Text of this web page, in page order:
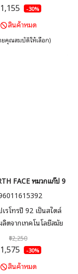
นเหงื่อ FLASHDRY™
บายตลอดทั้งวันเมื่ออยู่
กลางแจ้ง
-30%
สินค้าหมด
ยคุณสมบัติให้เลือก)
FACE หมวกแก๊ป 92
รโทรปี 92 เป็นสไตล์
ตจากเทคโนโลยีสมัย
โพลีเอสเตอร์ พร้อม
น้ำที่ทนทาน และซับใน
คิลทั้งตัวเพื่อการระบาย
฿2,250
-30%
สินค้าหมด